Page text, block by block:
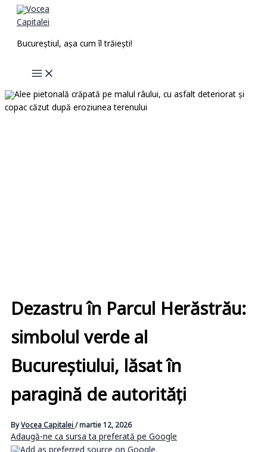
Skip
Bucureștiul, așa cum îl trăiești!
Dezastru în Parcul Herăstrău:
simbolul verde al
Bucureștiului, lăsat în
paragină de autorități
ByVocea Capitalei/martie 12, 2026
Adaugă-ne ca sursa ta preferată pe Google